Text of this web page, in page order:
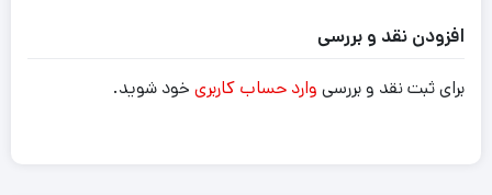
افزودن نقد و بررسی
برای ثبت نقد و بررسی وارد حساب کاربری خود شوید.